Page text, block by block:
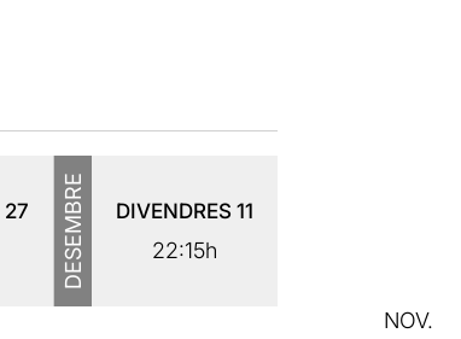
27 DESEMBRE DIVENDRES 11
22:15h
NOV.